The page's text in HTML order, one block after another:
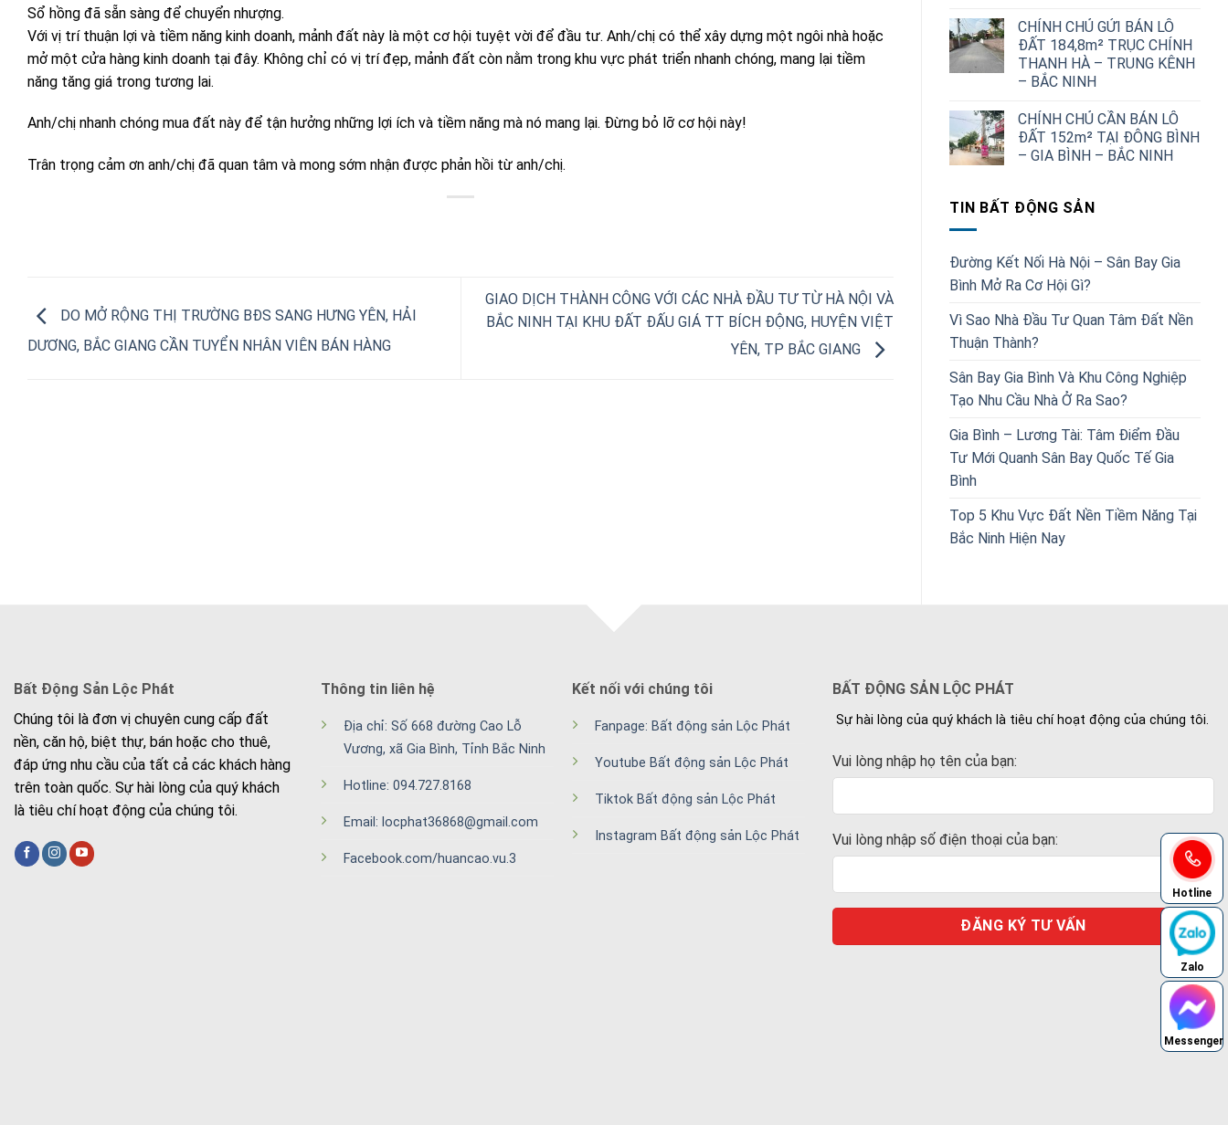
Sổ hồng đã sẵn sàng để chuyển nhượng.
Với vị trí thuận lợi và tiềm năng kinh doanh, mảnh đất này là một cơ hội tuyệt vời để đầu tư. Anh/chị có thể xây dựng một ngôi nhà hoặc
mở một cửa hàng kinh doanh tại đây. Không chỉ có vị trí đẹp, mảnh đất còn nằm trong khu vực phát triển nhanh chóng, mang lại tiềm
năng tăng giá trong tương lai.
Anh/chị nhanh chóng mua đất này để tận hưởng những lợi ích và tiềm năng mà nó mang lại. Đừng bỏ lỡ cơ hội này!
Trân trọng cảm ơn anh/chị đã quan tâm và mong sớm nhận được phản hồi từ anh/chị.
DO MỞ RỘNG THỊ TRƯỜNG BĐS SANG HƯNG YÊN, HẢI
DƯƠNG, BẮC GIANG CẦN TUYỂN NHÂN VIÊN BÁN HÀNG
GIAO DỊCH THÀNH CÔNG VỚI CÁC NHÀ ĐẦU TƯ TỪ HÀ NỘI VÀ
BẮC NINH TẠI KHU ĐẤT ĐẤU GIÁ TT BÍCH ĐỘNG, HUYỆN VIỆT
YÊN, TP BẮC GIANG
CHÍNH CHỦ GỬI BÁN LÔ
ĐẤT 184,8m² TRỤC CHÍNH
THANH HÀ – TRUNG KÊNH
– BẮC NINH
CHÍNH CHỦ CẦN BÁN LÔ
ĐẤT 152m² TẠI ĐÔNG BÌNH
– GIA BÌNH – BẮC NINH
TIN BẤT ĐỘNG SẢN
Đường Kết Nối Hà Nội – Sân Bay Gia
Bình Mở Ra Cơ Hội Gì?
Vì Sao Nhà Đầu Tư Quan Tâm Đất Nền
Thuận Thành?
Sân Bay Gia Bình Và Khu Công Nghiệp
Tạo Nhu Cầu Nhà Ở Ra Sao?
Gia Bình – Lương Tài: Tâm Điểm Đầu
Tư Mới Quanh Sân Bay Quốc Tế Gia
Bình
Top 5 Khu Vực Đất Nền Tiềm Năng Tại
Bắc Ninh Hiện Nay
Bất Động Sản Lộc Phát
Chúng tôi là đơn vị chuyên cung cấp đất
nền, căn hộ, biệt thự, bán hoặc cho thuê,
đáp ứng nhu cầu của tất cả các khách hàng
trên toàn quốc. Sự hài lòng của quý khách
là tiêu chí hoạt động của chúng tôi.
Thông tin liên hệ
Địa chỉ: Số 668 đường Cao Lỗ
Vương, xã Gia Bình, Tỉnh Bắc Ninh
Hotline: 094.727.8168
Email: locphat36868@gmail.com
Facebook.com/huancao.vu.3
Kết nối với chúng tôi
Fanpage: Bất động sản Lộc Phát
Youtube Bất động sản Lộc Phát
Tiktok Bất động sản Lộc Phát
Instagram Bất động sản Lộc Phát
BẤT ĐỘNG SẢN LỘC PHÁT
Sự hài lòng của quý khách là tiêu chí hoạt động của chúng tôi.
Vui lòng nhập họ tên của bạn:
Vui lòng nhập số điện thoại của bạn:
Hotline
Zalo
Messenger